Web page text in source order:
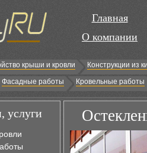
Главная
О компании
крыши и кровли
Конструкции из
Фасадные работы Кровельные работы
услуги